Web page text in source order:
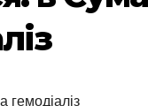
гемодіаліз